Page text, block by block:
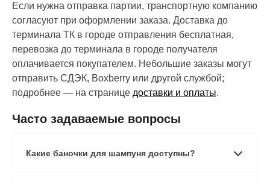
Если нужна отправка партии, транспортную компанию
согласуют при оформлении заказа. Доставка до
терминала ТК в городе отправления бесплатная,
перевозка до терминала в городе получателя
оплачивается покупателем. Небольшие заказы могут
отправить СДЭК, Boxberry или другой службой;
подробнее — на странице доставки и оплаты.
Часто задаваемые вопросы
Какие баночки для шампуня доступны?